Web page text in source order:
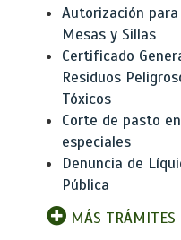
Autorización para
Mesas y Sillas
Certificado
Residuos
Tóxicos
Corte de pasto
especiales
Denuncia de
Pública
MÁS TRÁMITES